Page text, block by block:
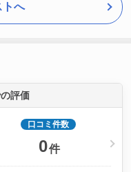
トへ
評価
口コミ件数
0件